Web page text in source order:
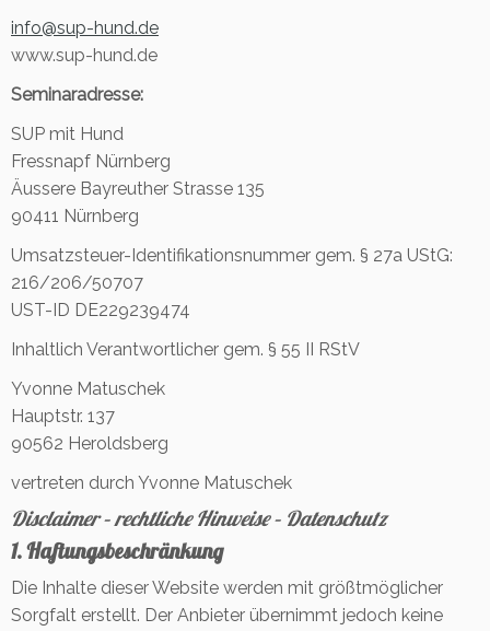
info@sup-hund.de
www.sup-hund.de
Seminaradresse:
SUP mit Hund
Fressnapf Nürnberg
Äussere Bayreuther Strasse 135
90411 Nürnberg
Umsatzsteuer-Identifikationsnummer gem. § 27a UStG:
216/206/50707
UST-ID DE229239474
Inhaltlich Verantwortlicher gem. § 55 II RStV
Yvonne Matuschek
Hauptstr. 137
90562 Heroldsberg
vertreten durch Yvonne Matuschek
Disclaimer – rechtliche Hinweise – Datenschutz
1. Haftungsbeschränkung
Die Inhalte dieser Website werden mit größtmöglicher
Sorgfalt erstellt. Der Anbieter übernimmt jedoch keine